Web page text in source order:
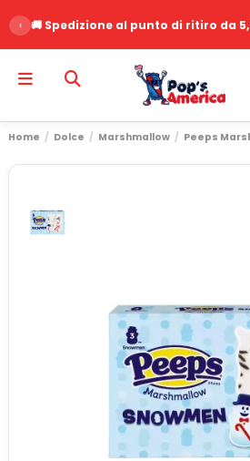
‹ 🚚 Spedizione al punto di ritiro da
Home Dolce Marshmallow Peeps